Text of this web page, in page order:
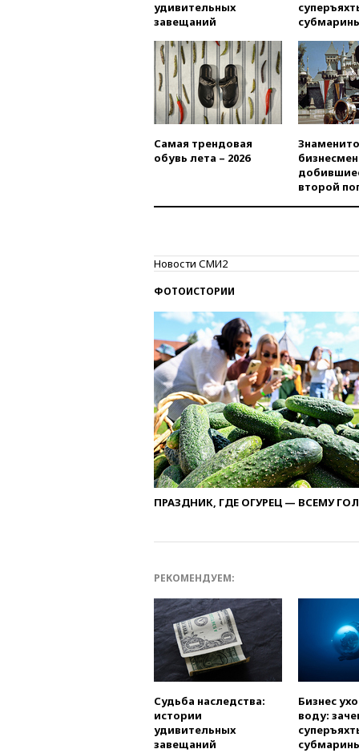
удивительных
завещаний
Самая трендовая
обувь лета – 2026
второй
Новости СМИ2
ФОТОИСТОРИИ
ПРАЗДНИК, ГДЕ ОГУРЕЦ — ВСЕМУ
РЕКОМЕНДУЕМ:
Судьба наследства:
истории
удивительных
завещаний
Бизнес
воду: